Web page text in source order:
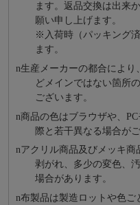
ます。返品交換は出来
願い申し上げます。
※⼊荷時（パッキング
ます。
n⽣産メーカーの都合により
どメインではない箇所
ございます。
n商品の⾊はブラウザや、
際と若⼲異なる場合が
nアクリル商品及びメッキ
剥がれ、多少の変色、
場合があります。
n布製品は製造ロットや色ご